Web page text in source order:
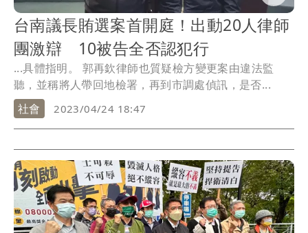
台南議長賄選案首開庭！出動20人律師
團激辯 10被告全否認犯行
...具體指明。 郭再欽律師也質疑檢方變更案由違法監
聽，並稱將人帶回地檢署，再到市調處偵訊，是否...
社會
2023/04/24 18:47